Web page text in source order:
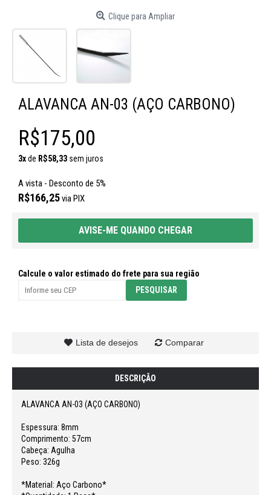
Clique para Ampliar
ALAVANCA AN-03 (AÇO CARBONO)
R$175,00
3xde R$58,33 sem juros
A vista - Desconto de 5%
R$166,25via PIX
AVISE-ME QUANDO CHEGAR
Calcule o valor estimado do frete para sua região
Lista de desejos Comparar
DESCRIÇÃO
ALAVANCA AN-03 (AÇO CARBONO)
Espessura: 8mm
Comprimento: 57cm
Cabeça: Agulha
Peso: 326g
*Material: Aço Carbono*